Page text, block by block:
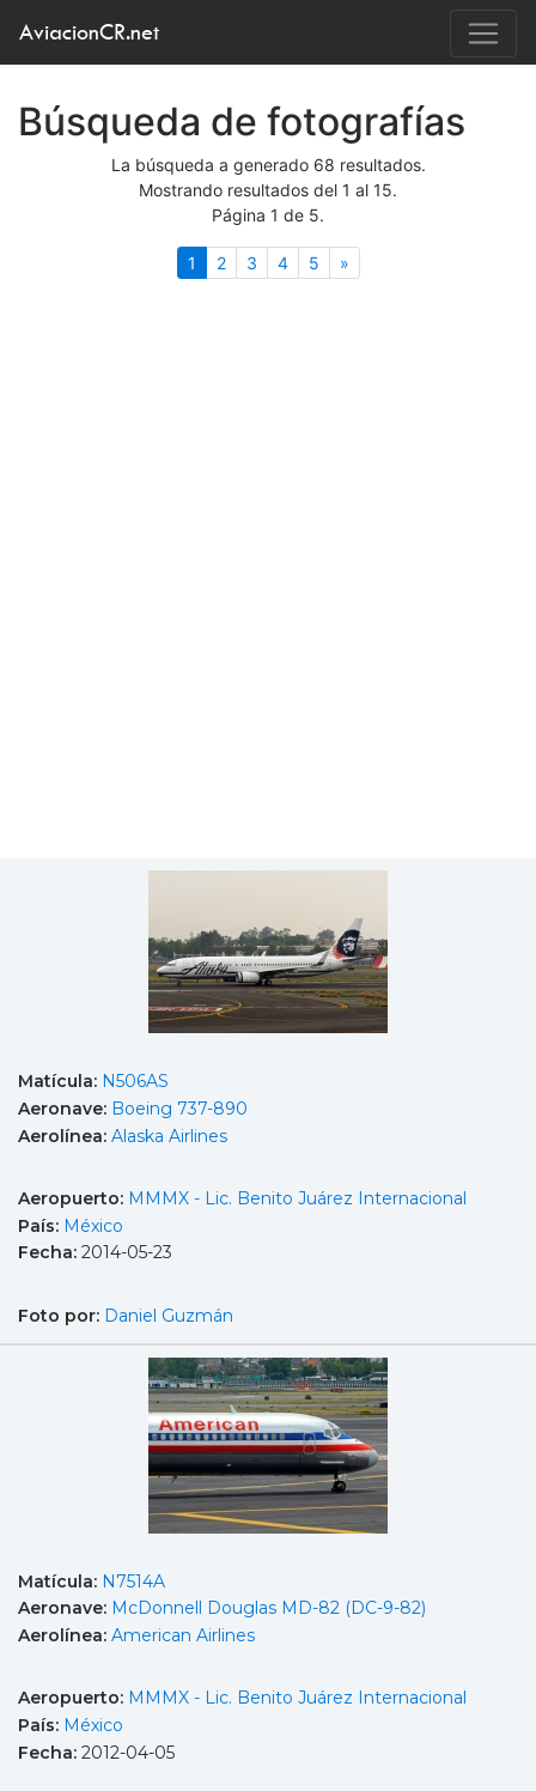
AviacionCR.net
Búsqueda de fotografías
La búsqueda a generado 68 resultados.
Mostrando resultados del 1 al 15.
Página 1 de 5.
1 (actual)
2 3 4 5 »Siguiente
Matícula: N506AS
Aeronave: Boeing 737-890
Aerolínea: Alaska Airlines
Aeropuerto: MMMX - Lic. Benito Juárez Internacional
País: México
Fecha: 2014-05-23
Foto por: Daniel Guzmán
Matícula: N7514A
Aeronave: McDonnell Douglas MD-82 (DC-9-82)
Aerolínea: American Airlines
Aeropuerto: MMMX - Lic. Benito Juárez Internacional
País: México
Fecha: 2012-04-05